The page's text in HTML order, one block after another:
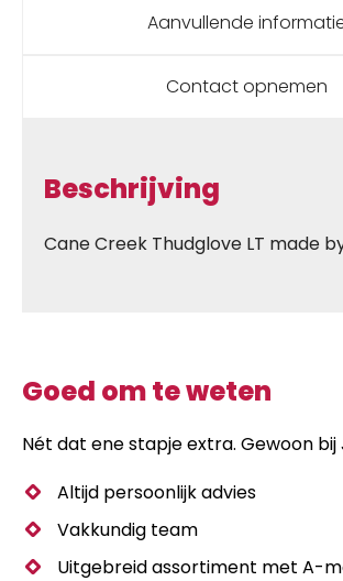
Aanvullende
Contact opnemen
Beschrijving
Cane Creek Thudglove LT made
Goed om te weten
Nét dat ene stapje extra. Gewoon bij
Altijd persoonlijk advies
Vakkundig team
Uitgebreid assortiment met A-